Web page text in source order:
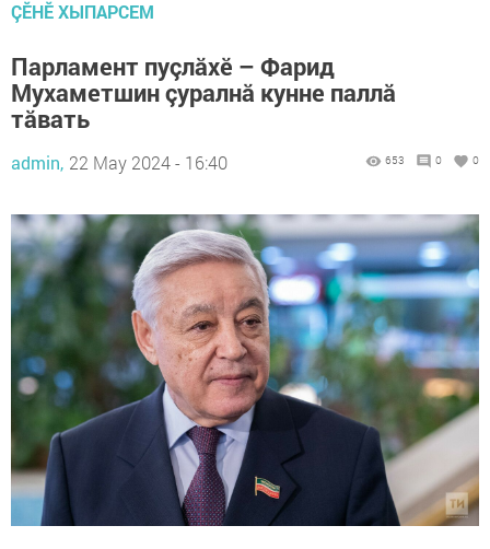
ÇӖНӖ ХЫПАРСЕМ
Парламент пуçлăхĕ – Фарид
Мухаметшин çуралнă кунне паллă
тăвать
admin, 22 May 2024 - 16:40 653 0 0